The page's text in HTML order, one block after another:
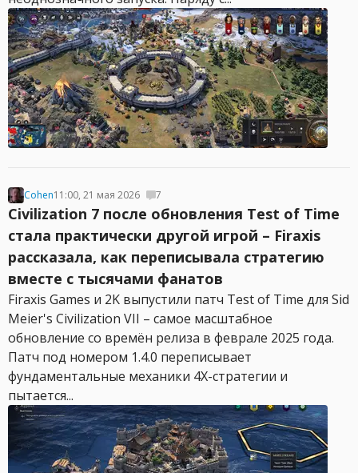
Cohen11:00, 21 мая 2026 7
Civilization 7 после обновления Test of Time
стала практически другой игрой – Firaxis
рассказала, как переписывала стратегию
вместе с тысячами фанатов
Firaxis Games и 2K выпустили патч Test of Time для Sid
Meier's Civilization VII – самое масштабное
обновление со времён релиза в феврале 2025 года.
Патч под номером 1.4.0 переписывает
фундаментальные механики 4X-стратегии и
пытается...